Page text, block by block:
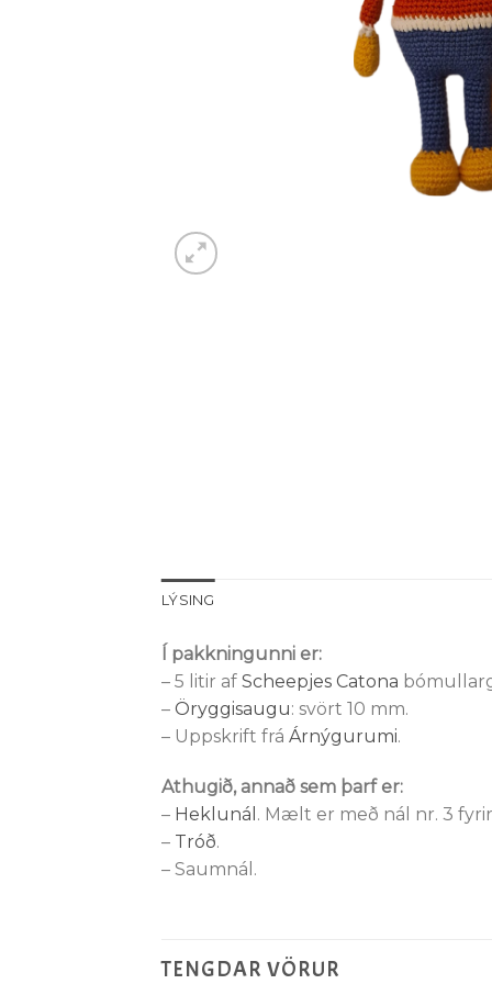
LÝSING
Í pakkningunni er:
– 5 litir af Scheepjes Catona
– Öryggisaugu: svört 10 mm.
– Uppskrift frá Árnýgurumi.
Athugið, annað sem þarf er:
– Heklunál . Mælt er með nál nr. 3
– Tróð.
– Saumnál.
TENGDAR VÖRUR